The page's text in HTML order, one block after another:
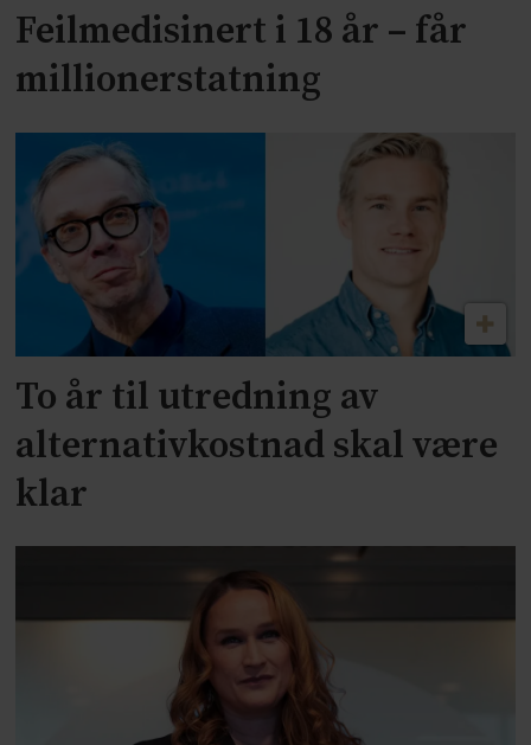
Feilmedisinert i 18 år – får
millionerstatning
To år til utredning av
alternativkostnad skal være
klar